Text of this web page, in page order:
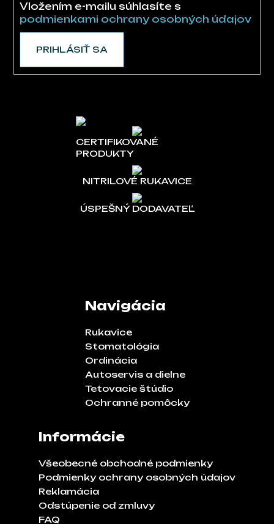
Vložením e-mailu súhlasíte s
podmienkami ochrany osobných údajov
PRIHLÁSIŤ SA
CERTIFIKOVANÉ
PRODUKTY
NITRILOVÉ RUKAVICE
ÚSPEŠNÝ DODAVATEĽ
Navigácia
Rukavice
Stomatológia
Ordinácia
Autoservis a dielne
Tetovacie štúdio
Ochranné pomôcky
Informácie
Všeobecné obchodné podmienky
Podmienky ochrany osobných údajov
Reklamácia
Odstúpenie od zmluvy
FAQ